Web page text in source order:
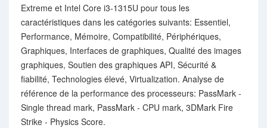
Extreme et Intel Core i3-1315U pour tous les
caractéristiques dans les catégories suivants: Essentiel,
Performance, Mémoire, Compatibilité, Périphériques,
Graphiques, Interfaces de graphiques, Qualité des images
graphiques, Soutien des graphiques API, Sécurité &
fiabilité, Technologies élevé, Virtualization. Analyse de
référence de la performance des processeurs: PassMark -
Single thread mark, PassMark - CPU mark, 3DMark Fire
Strike - Physics Score.